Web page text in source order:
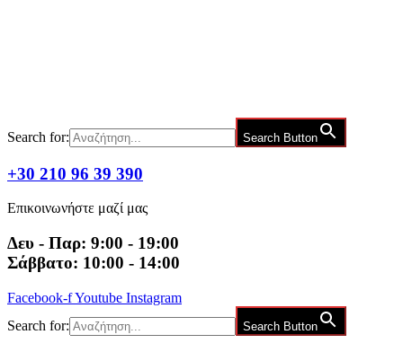
Search for: Search Button
+30 210 96 39 390
Επικοινωνήστε μαζί μας
Δευ - Παρ: 9:00 - 19:00
Σάββατο: 10:00 - 14:00
Facebook-fYoutube Instagram
Search for:
Search Button